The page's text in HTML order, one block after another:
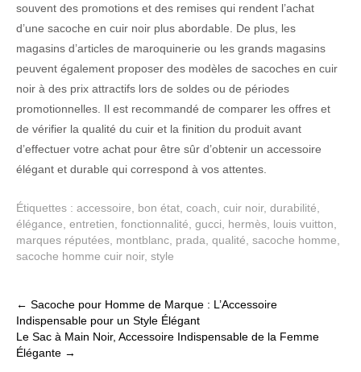
souvent des promotions et des remises qui rendent l’achat
d’une sacoche en cuir noir plus abordable. De plus, les
magasins d’articles de maroquinerie ou les grands magasins
peuvent également proposer des modèles de sacoches en cuir
noir à des prix attractifs lors de soldes ou de périodes
promotionnelles. Il est recommandé de comparer les offres et
de vérifier la qualité du cuir et la finition du produit avant
d’effectuer votre achat pour être sûr d’obtenir un accessoire
élégant et durable qui correspond à vos attentes.
Étiquettes : accessoire bon état coach cuir noir, durabilité
élégance entretien fonctionnalité gucci hermès louis vuitton
marques réputées montblanc prada qualité sacoche homme
sacoche homme cuir noir, style
Post
navigation
← Sacoche pour Homme de Marque : L’Accessoire
Indispensable pour un Style Élégant
Le Sac à Main Noir, Accessoire Indispensable de la Femme
Élégante →